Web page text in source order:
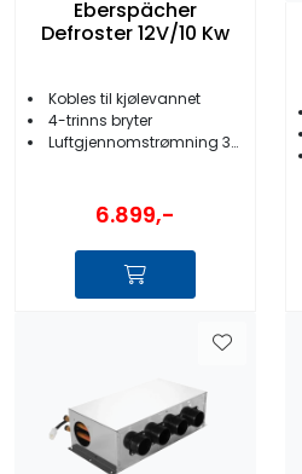
Eberspächer
Defroster 12V/10 Kw
Kobles til kjølevannet
4-trinns bryter
Luftgjennomstrømning 360m3/t
6.899,-